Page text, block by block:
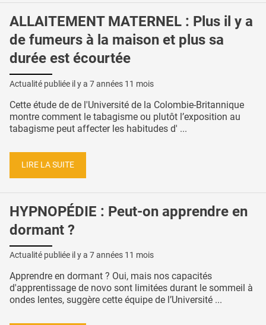
ALLAITEMENT MATERNEL : Plus il y a
de fumeurs à la maison et plus sa
durée est écourtée
Actualité publiée il y a 7 années 11 mois
Cette étude de de l'Université de la Colombie-Britannique
montre comment le tabagisme ou plutôt l’exposition au
tabagisme peut affecter les habitudes d' ...
LIRE LA SUITE
HYPNOPÉDIE : Peut-on apprendre en
dormant ?
Actualité publiée il y a 7 années 11 mois
Apprendre en dormant ? Oui, mais nos capacités
d'apprentissage de novo sont limitées durant le sommeil à
ondes lentes, suggère cette équipe de l’Université ...